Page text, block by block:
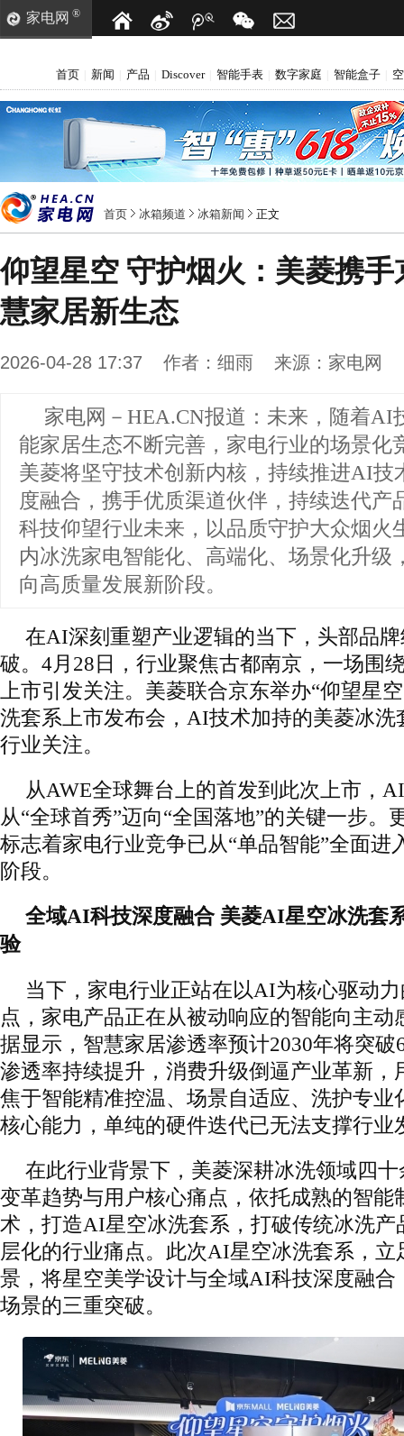
家电网 ®
首页 新闻 产品 Discover 智能手表 数字家庭 智能盒子
首页 冰箱频道 冰箱新闻 正文
仰望星空 守护烟火：美菱携
慧家居新生态
2026-04-28 17:37 作者： 细雨 来源： 家电网
家电网－HEA.CN报道： 未来，随着AI
能家居生态不断完善，家电行业的场景化
美菱将坚守技术创新内核，持续推进AI技
度融合，携手优质渠道伙伴，持续迭代产
科技仰望行业未来，以品质守护大众烟火
内冰洗家电智能化、高端化、场景化升级
向高质量发展新阶段。
在AI深刻重塑产业逻辑的当下，头部品
破。4月28日，行业聚焦古都南京，一场围
上市引发关注。美菱联合京东举办“仰望星
洗套系上市发布会，AI技术加持的美菱冰洗
行业关注。
从AWE全球舞台上的首发到此次上市，
从“全球首秀”迈向“全国落地”的关键一步。
标志着家电行业竞争已从“单品智能”全面进
阶段。
全域AI科技深度融合 美菱AI星空冰洗套
验
当下，家电行业正站在以AI为核心驱动
点，家电产品正在从被动响应的智能向主动
据显示，智慧家居渗透率预计2030年将突破
渗透率持续提升，消费升级倒逼产业革新，
焦于智能精准控温、场景自适应、洗护专业
核心能力，单纯的硬件迭代已无法支撑行业
在此行业背景下，美菱深耕冰洗领域四
变革趋势与用户核心痛点，依托成熟的智
术，打造AI星空冰洗套系，打破传统冰洗产
层化的行业痛点。此次AI星空冰洗套系，立
景，将星空美学设计与全域AI科技深度融合
场景的三重突破。